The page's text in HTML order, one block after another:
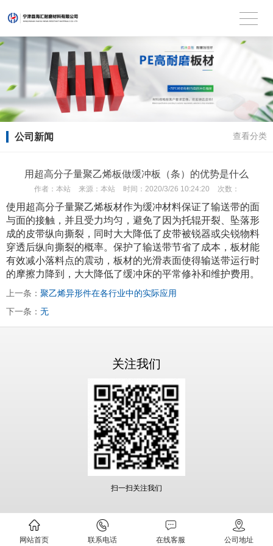
公司新闻 查看分类
用超高分子量聚乙烯板做缓冲板（条）的优势是什么
作者： 本站 来源： 本站 时间： 2020/3/26 10:24:20 次数：
使用超高分子量聚乙烯板材作为缓冲材料保证了输送带的面
与面的接触，并且受力均匀，避免了因为托辊开裂、坠落形
成的皮带纵向撕裂，同时大大降低了皮带被锐器或尖锐物料
穿透后纵向撕裂的概率。保护了输送带节省了成本，板材能
有效减小落料点的震动，板材的光滑表面使得输送带运行时
的摩擦力降到，大大降低了缓冲床的平常修补和维护费用。
上一条： 聚乙烯异形件在各行业中的实际应用
下一条： 无
网站首页 联系电话 在线客服 公司地址
关注我们
扫一扫关注我们